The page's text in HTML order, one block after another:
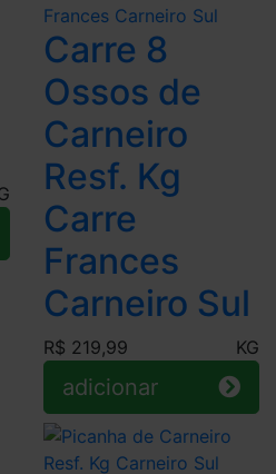
Carre 8
Ossos de
Carneiro
Resf. Kg
Carre
Frances
Carneiro Sul
R$ 219,99 KG
adicionar